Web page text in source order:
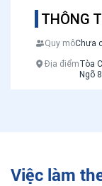
THÔNG
Quy môChưa
Địa điểmTòa
Ngõ
Việc làm